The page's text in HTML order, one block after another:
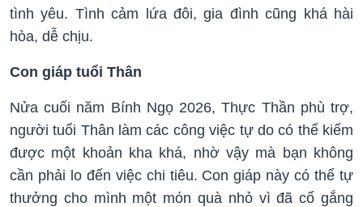
tình yêu. Tình cảm lứa đôi, gia đình cũng khá hài
hòa, dễ chịu.
Con giáp tuổi Thân
Nửa cuối năm Bính Ngọ 2026, Thực Thần phù trợ,
người tuổi Thân làm các công việc tự do có thể kiếm
được một khoản kha khá, nhờ vậy mà bạn không
cần phải lo đến việc chi tiêu. Con giáp này có thể tự
thưởng cho mình một món quà nhỏ vì đã cố gắng